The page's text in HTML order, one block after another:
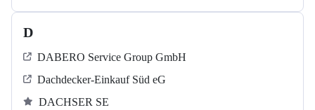
D
DABERO Service Group GmbH
Dachdecker-Einkauf Süd eG
DACHSER SE